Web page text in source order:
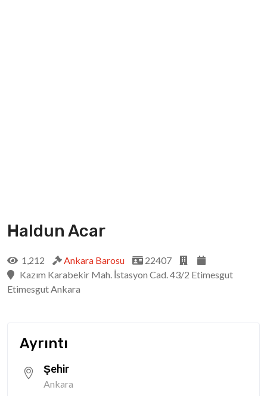
Haldun Acar
1,212 Ankara Barosu
22407
Kazım Karabekir Mah. İstasyon Cad. 43/2 Etimesgut
Etimesgut Ankara
Ayrıntı
Şehir
Ankara